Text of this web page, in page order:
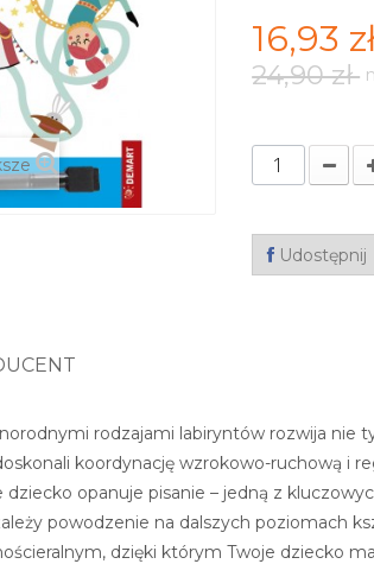
16,93
24,90 zł
Udostępnij
rodzajami labiryntów rozwija nie
koordynację wzrokowo-ruchową i
dziecko opanuje pisanie – jedną z
powodzenie na dalszych poziomach
dzięki którym Twoje dziecko